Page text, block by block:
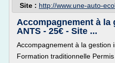
Site : http://www.une-auto-
Accompagnement à
ANTS - 25€ - Site ...
Accompagnement à la gestion
Formation traditionnelle